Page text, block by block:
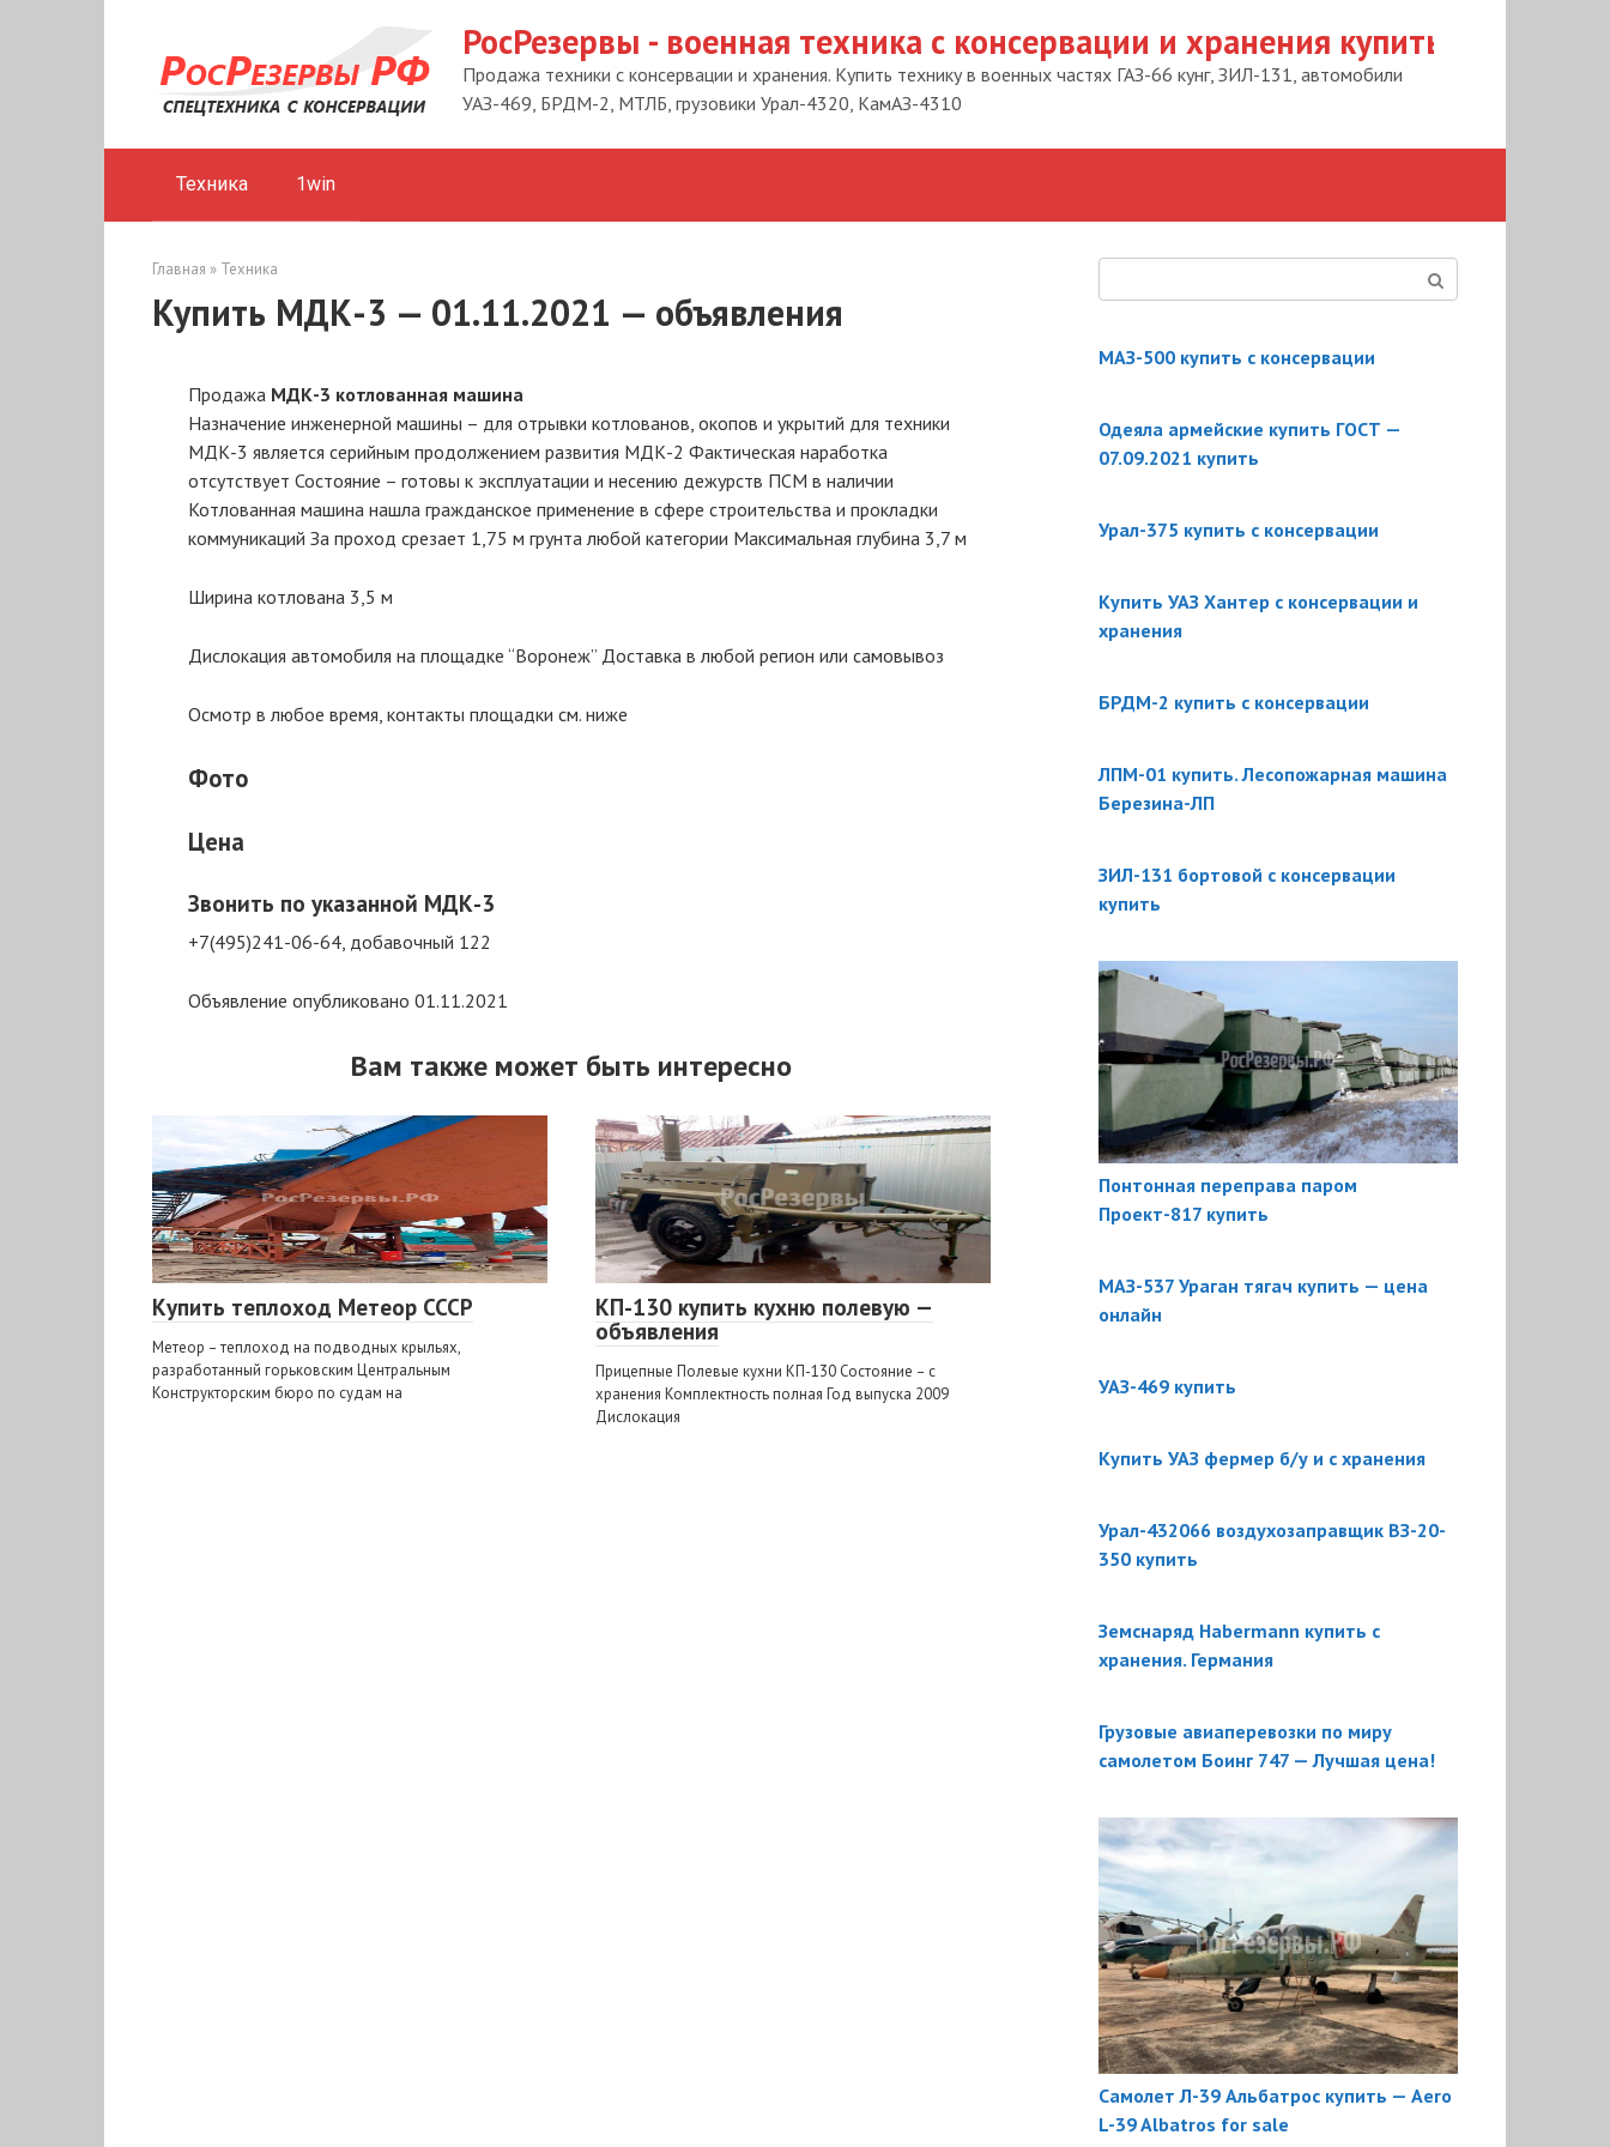
РосРезервы - военная техника с консервации и хранения купить
Продажа техники с консервации и хранения. Купить технику в военных частях ГАЗ-66 кунг, ЗИЛ-131, автомобили
УАЗ-469, БРДМ-2, МТЛБ, грузовики Урал-4320, КамАЗ-4310
Техника 1win
Главная » Техника
Купить МДК-3 — 01.11.2021 — объявления
Продажа МДК-3 котлованная машина
Назначение инженерной машины – для отрывки котлованов, окопов и укрытий для техники
МДК-3 является серийным продолжением развития МДК-2 Фактическая наработка
отсутствует Состояние – готовы к эксплуатации и несению дежурств ПСМ в наличии
Котлованная машина нашла гражданское применение в сфере строительства и прокладки
коммуникаций За проход срезает 1,75 м грунта любой категории Максимальная глубина 3,7 м
Ширина котлована 3,5 м
Дислокация автомобиля на площадке “Воронеж” Доставка в любой регион или самовывоз
Осмотр в любое время, контакты площадки см. ниже
Фото
Цена
Звонить по указанной МДК-3
+7(495)241-06-64, добавочный 122
Объявление опубликовано 01.11.2021
Вам также может быть интересно
Купить теплоход Метеор СССР
Метеор – теплоход на подводных крыльях,
разработанный горьковским Центральным
Конструкторским бюро по судам на
КП-130 купить кухню полевую —
объявления
Прицепные Полевые кухни КП-130 Состояние – с
хранения Комплектность полная Год выпуска 2009
Дислокация
МАЗ-500 купить с консервации
Одеяла армейские купить ГОСТ —
07.09.2021 купить
Урал-375 купить с консервации
Купить УАЗ Хантер с консервации и
хранения
БРДМ-2 купить с консервации
ЛПМ-01 купить. Лесопожарная машина
Березина-ЛП
ЗИЛ-131 бортовой с консервации
купить
Понтонная переправа паром
Проект-817 купить
МАЗ-537 Ураган тягач купить — цена
онлайн
УАЗ-469 купить
Купить УАЗ фермер б/у и с хранения
Урал-432066 воздухозаправщик ВЗ-20-
350 купить
Земснаряд Habermann купить с
хранения. Германия
Грузовые авиаперевозки по миру
самолетом Боинг 747 — Лучшая цена!
Самолет Л-39 Альбатрос купить — Aero
L-39 Albatros for sale